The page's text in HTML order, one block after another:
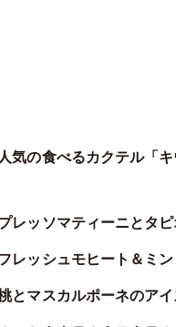
気の食べるカクテル「
レッソマティーニとタ
レッシュモヒート＆ミ
とマスカルポーネのアイ